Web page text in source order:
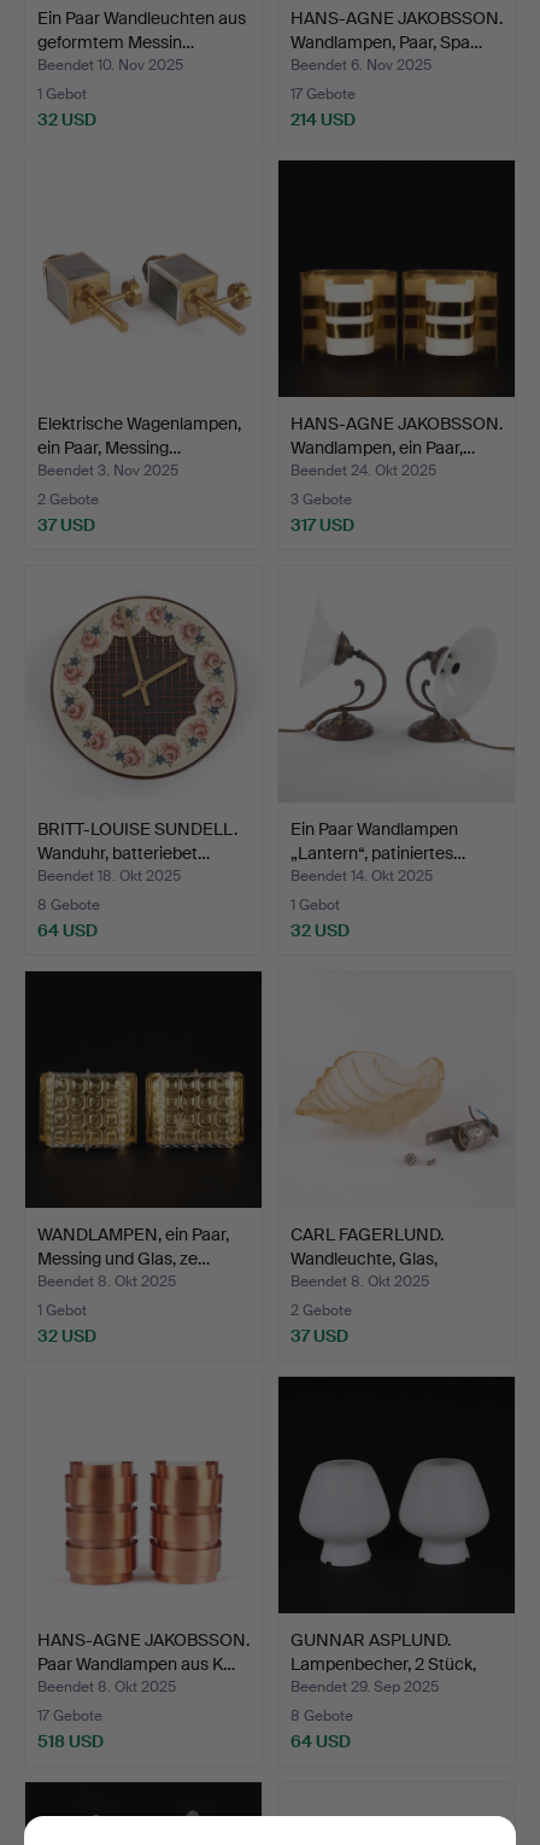
Ein Paar Wandleuchten aus
geformtem Messin…
Beendet 10. Nov 2025
1 Gebot
32 USD
HANS-AGNE JAKOBSSON.
Wandlampen, Paar, Spa…
Beendet 6. Nov 2025
17 Gebote
214 USD
Elektrische Wagenlampen,
ein Paar, Messing…
Beendet 3. Nov 2025
2 Gebote
37 USD
HANS-AGNE JAKOBSSON.
Wandlampen, ein Paar,…
Beendet 24. Okt 2025
3 Gebote
317 USD
BRITT-LOUISE SUNDELL.
Wanduhr, batteriebet…
Beendet 18. Okt 2025
8 Gebote
64 USD
Ein Paar Wandlampen
„Lantern“, patiniertes…
Beendet 14. Okt 2025
1 Gebot
32 USD
WANDLAMPEN, ein Paar,
Messing und Glas, ze…
Beendet 8. Okt 2025
1 Gebot
32 USD
CARL FAGERLUND.
Wandleuchte, Glas,
Muschel…
Beendet 8. Okt 2025
2 Gebote
37 USD
HANS-AGNE JAKOBSSON.
Paar Wandlampen aus K…
Beendet 8. Okt 2025
17 Gebote
518 USD
GUNNAR ASPLUND.
Lampenbecher, 2 Stück,
Gla…
Beendet 29. Sep 2025
8 Gebote
64 USD